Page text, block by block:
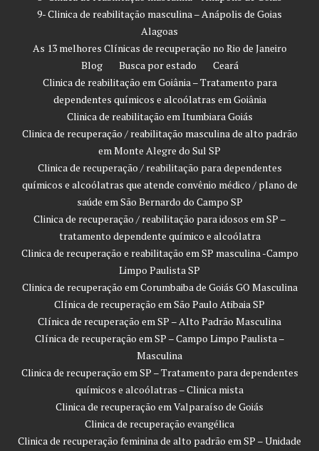
9- Clinica de reabilitação masculina – Anápolis de Goias
Alagoas
As 13 melhores Clínicas de recuperação no Rio de Janeiro
Blog
Busca por estado
Ceará
Clinica de reabilitação em Goiânia – Tratamento para
dependentes químicos e alcoólatras em Goiânia
Clinica de reabilitação em Itumbiara Goiás
Clinica de recuperação / reabilitação masculina de alto padrão
em Monte Alegre do Sul SP
Clinica de recuperação / reabilitação para dependentes
químicos e alcoólatras que atende convênio médico / plano de
saúde em São Bernardo do Campo SP
Clinica de recuperação / reabilitação para idosos em SP –
tratamento dependente químico e alcoólatra
Clinica de recuperação e reabilitação em SP masculina -Campo
Limpo Paulista SP
Clinica de recuperação em Corumbaiba de Goiás GO Masculina
Clínica de recuperação em São Paulo Atibaia SP
Clínica de recuperação em SP – Alto Padrão Masculina
Clínica de recuperação em SP – Campo Limpo Paulista –
Masculina
Clinica de recuperação em SP – Tratamento para dependentes
químicos e alcoólatras – Clinica mista
Clinica de recuperação em Valparaíso de Goiás
Clinica de recuperação evangélica
Clinica de recuperação feminina de alto padrão em SP – Unidade